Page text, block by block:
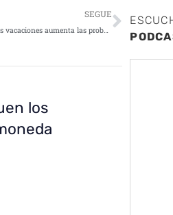
SEGUE
Trabajar durante las vacaciones aumenta las probabilidades de sufrir un ciberataque
los